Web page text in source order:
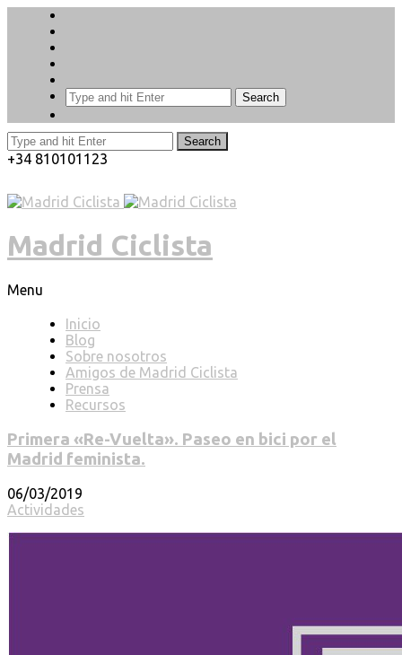
Search
Search
+34 810101123
Madrid Ciclista
Menu
Inicio
Blog
Sobre nosotros
Amigos de Madrid Ciclista
Prensa
Recursos
Primera «Re-Vuelta». Paseo en bici por el
Madrid feminista.
06/03/2019
Actividades